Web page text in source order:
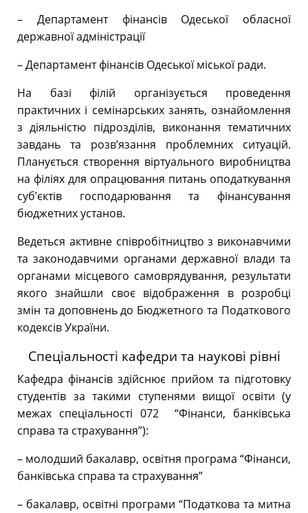
– Департамент фінансів Одеської обласної
державної адміністрації
– Департамент фінансів Одеської міської ради.
На базі філій організується проведення
практичних і семінарських занять, ознайомлення
з діяльністю підрозділів, виконання тематичних
завдань та розв’язання проблемних ситуацій.
Планується створення віртуального виробництва
на філіях для опрацювання питань оподаткування
суб’єктів господарювання та фінансування
бюджетних установ.
Ведеться активне співробітництво з виконавчими
та законодавчими органами державної влади та
органами місцевого самоврядування, результати
якого знайшли своє відображення в розробці
змін та доповнень до Бюджетного та Податкового
кодексів України.
Спеціальності кафедри та наукові рівні
Кафедра фінансів здійснює прийом та підготовку
студентів за такими ступенями вищої освіти (у
межах спеціальності 072 “Фінанси, банківська
справа та страхування”):
– молодший бакалавр, освітня програма “Фінанси,
банківська справа та страхування”
– бакалавр, освітні програми “Податкова та митна